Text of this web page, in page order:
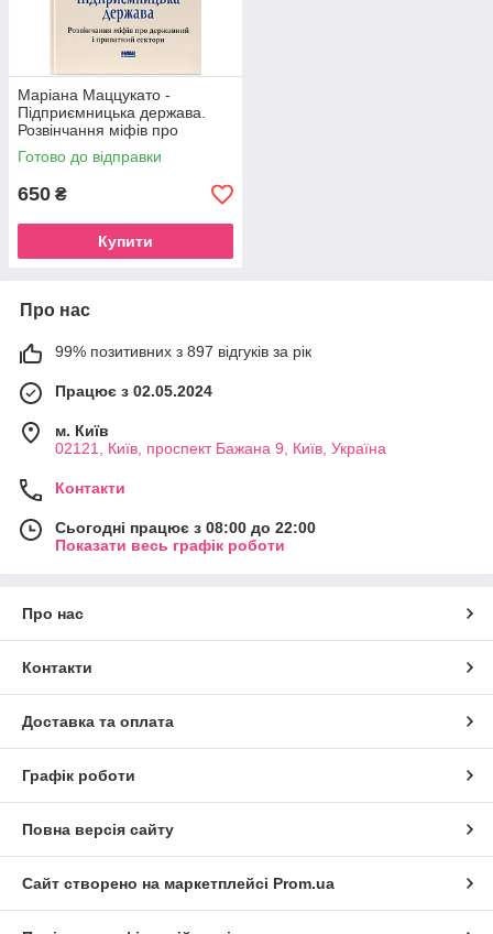
Маріана Маццукато -
Підприємницька держава.
Розвінчання міфів про
державний і приватний
сектори
Готово до відправки
650 ₴
Купити
Про нас
99% позитивних з 897 відгуків за рік
Працює з 02.05.2024
м. Київ
02121, Київ, проспект Бажана 9, Київ, Україна
Контакти
Сьогодні працює з 08:00 до 22:00
Показати весь графік роботи
Про нас
Контакти
Доставка та оплата
Графік роботи
Повна версія сайту
Сайт створено на маркетплейсі Prom.ua